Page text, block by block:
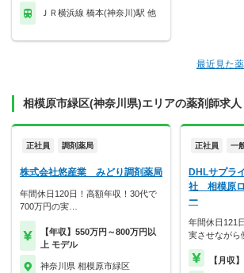
ＪＲ横浜線 橋本(神奈川)駅 他
最近見た
相模原市緑区(神奈川県)エリアの薬剤師求人
正社員 調剤薬局
株式会社悠産業 みどり調剤薬局
年間休日120日！高額年収！30代で
700万円の実…
【年収】550万円～800万円以
上 モデル
神奈川県 相模原市緑区
正社員 一
DHLサプラ
社 相模原ロ
ー
年間休日121
実させなが
【月収